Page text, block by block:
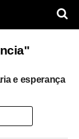
e esperança